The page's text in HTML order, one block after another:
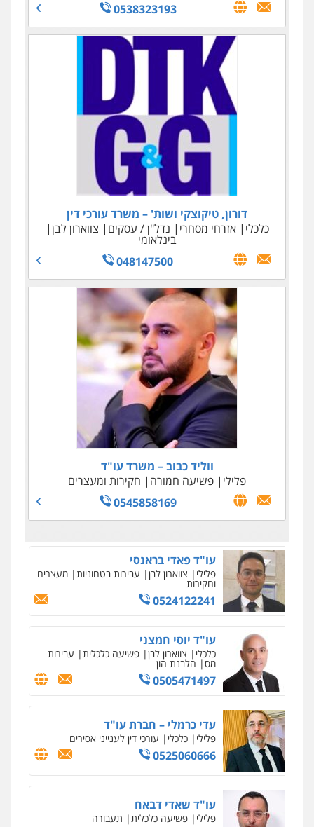
0538323193
דורון, טיקוצקי ושות' – משרד עורכי דין
כלכלי
אזרחי מסחרי נדל"ן / עסקים צווארון לבן
בינלאומי
048147500
ווליד כבוב – משרד עו"ד
פלילי
פשיעה חמורה
חקירות ומעצרים
0545858169
0506209589
עו"ד פאדי בראנסי
פלילי צווארון לבן עבירות בטחוניות מעצרים
וחקירות
0524122241
עו"ד יוסי חמצני
כלכלי צווארון לבן פשיעה כלכלית עבירות
מס הלבנת הון
0505471497
עדי כרמלי – חברת עו"ד
פלילי כלכלי עורכי דין לענייני אסירים
0525060666
עו"ד שאדי דבאח
פלילי פשיעה כלכלית תעבורה